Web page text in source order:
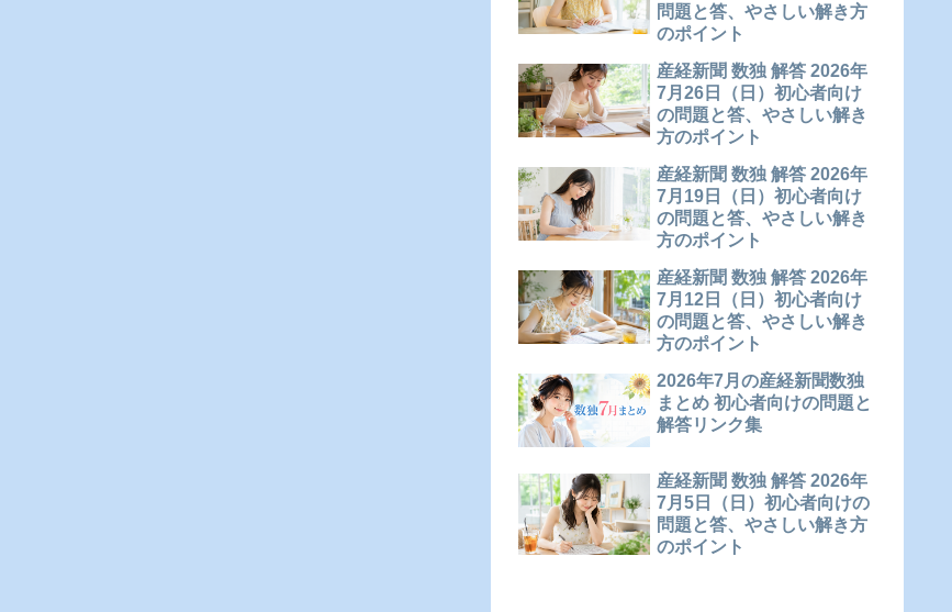
問題と答、やさしい解き方
のポイント
産経新聞 数独 解答 2026年
7月26日（日）初心者向け
の問題と答、やさしい解き
方のポイント
産経新聞 数独 解答 2026年
7月19日（日）初心者向け
の問題と答、やさしい解き
方のポイント
産経新聞 数独 解答 2026年
7月12日（日）初心者向け
の問題と答、やさしい解き
方のポイント
2026年7月の産経新聞数独
まとめ 初心者向けの問題と
解答リンク集
産経新聞 数独 解答 2026年
7月5日（日）初心者向けの
問題と答、やさしい解き方
のポイント